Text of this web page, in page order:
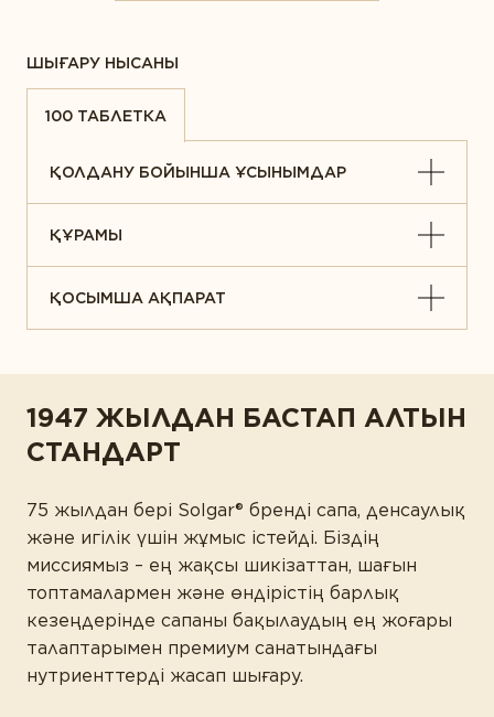
ШЫҒАРУ НЫСАНЫ
100 ТАБЛЕТКА
ҚОЛДАНУ БОЙЫНША ҰСЫНЫМДАР
ҚҰРАМЫ
ҚОСЫМША АҚПАРАТ
1947 ЖЫЛДАН БАСТАП АЛТЫН
СТАНДАРТ
75 жылдан бері Solgar® бренді сапа, денсаулық
және игілік үшін жұмыс істейді. Біздің
миссиямыз – ең жақсы шикізаттан, шағын
топтамалармен және өндірістің барлық
кезеңдерінде сапаны бақылаудың ең жоғары
талаптарымен премиум санатындағы
нутриенттерді жасап шығару.